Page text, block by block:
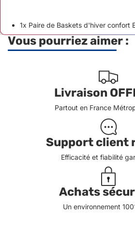
1x Paire de Baskets d'hiver confort
Vous pourriez aimer :
Livraison
Partout en France
Support client
Efficacité et fiabilité
Achats
Un environnement